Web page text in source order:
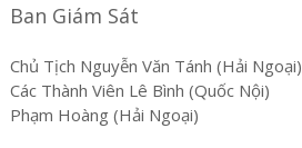
Ban Giám Sát
Chủ Tịch Nguyễn Văn Tánh (Hải Ngoại)
Các Thành Viên Lê Bình (Quốc Nội)
Phạm Hoàng (Hải Ngoại)